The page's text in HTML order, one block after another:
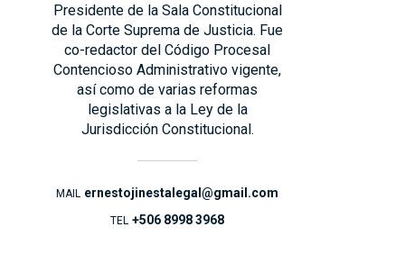
Presidente de la Sala Constitucional
de la Corte Suprema de Justicia. Fue
co-redactor del Código Procesal
Contencioso Administrativo vigente,
así como de varias reformas
legislativas a la Ley de la
Jurisdicción Constitucional.
MAIL ernestojinestalegal@gmail.com
TEL +506 8998 3968